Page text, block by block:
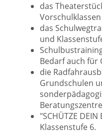
das
das
und
Bedarf auch für
die
Grundschulen
"SCHÜTZE
Klassenstufe 6.